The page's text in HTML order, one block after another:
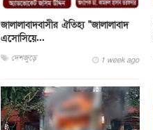
জালালাবাদবাসীর ঐতিহ্য "জালালাবাদ
এসোসিয়ে...
দেশজুড়ে 1 week ago